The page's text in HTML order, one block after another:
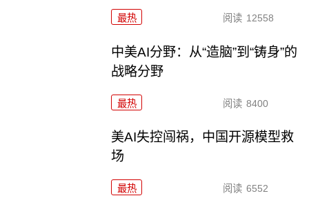
最热 阅读 12558
中美AI分野：从“造脑”到“铸身”的
战略分野
最热 阅读 8400
美AI失控闯祸，中国开源模型救
场
最热 阅读 6552